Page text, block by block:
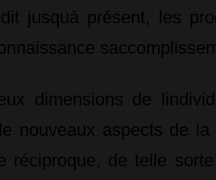
jusquà présent, les
dimensions de
nouveaux aspects de la
réciproque, de telle